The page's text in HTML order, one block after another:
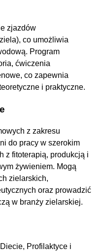
zjazdów
co umożliwia
Program
ćwiczenia
co zapewnia
i praktyczne.
z zakresu
do pracy w szerokim
z fitoterapią, produkcją i
żywieniem. Mogą
zielarskich,
oraz prowadzić
w branży zielarskiej.
Profilaktyce i